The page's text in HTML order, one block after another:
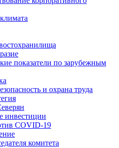
показатели по зарубежным
и охрана труда
инвестиции
COVID‑19
комитета